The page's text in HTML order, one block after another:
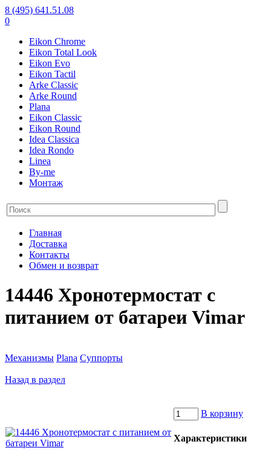
8 (495) 641.51.08
0
Eikon Chrome
Eikon Total Look
Eikon Evo
Eikon Tactil
Arke Classic
Arke Round
Plana
Eikon Classic
Eikon Round
Idea Classica
Idea Rondo
Linea
By-me
Монтаж
Главная
Доставка
Контакты
Обмен и возврат
14446 Хронотермостат с
питанием от батареи Vimar
Механизмы Plana Суппорты
Назад в раздел
В корзину
Характеристики